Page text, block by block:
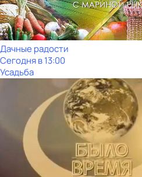
Дачные радости
Сегодня в 13:00
Усадьба